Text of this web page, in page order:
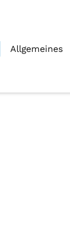
Allgemeines